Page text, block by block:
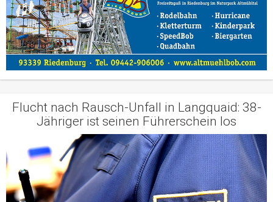
Flucht nach Rausch-Unfall in Langquaid: 38-
Jähriger ist seinen Führerschein los